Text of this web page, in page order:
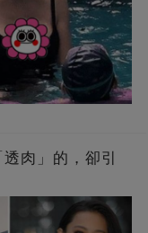
肉」的，卻引